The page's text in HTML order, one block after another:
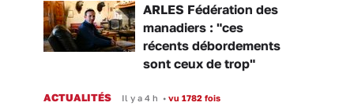
ARLES Fédération des
manadiers : "ces
récents débordements
sont ceux de trop"
ACTUALITÉS Il y a 4 h • vu 1782 fois